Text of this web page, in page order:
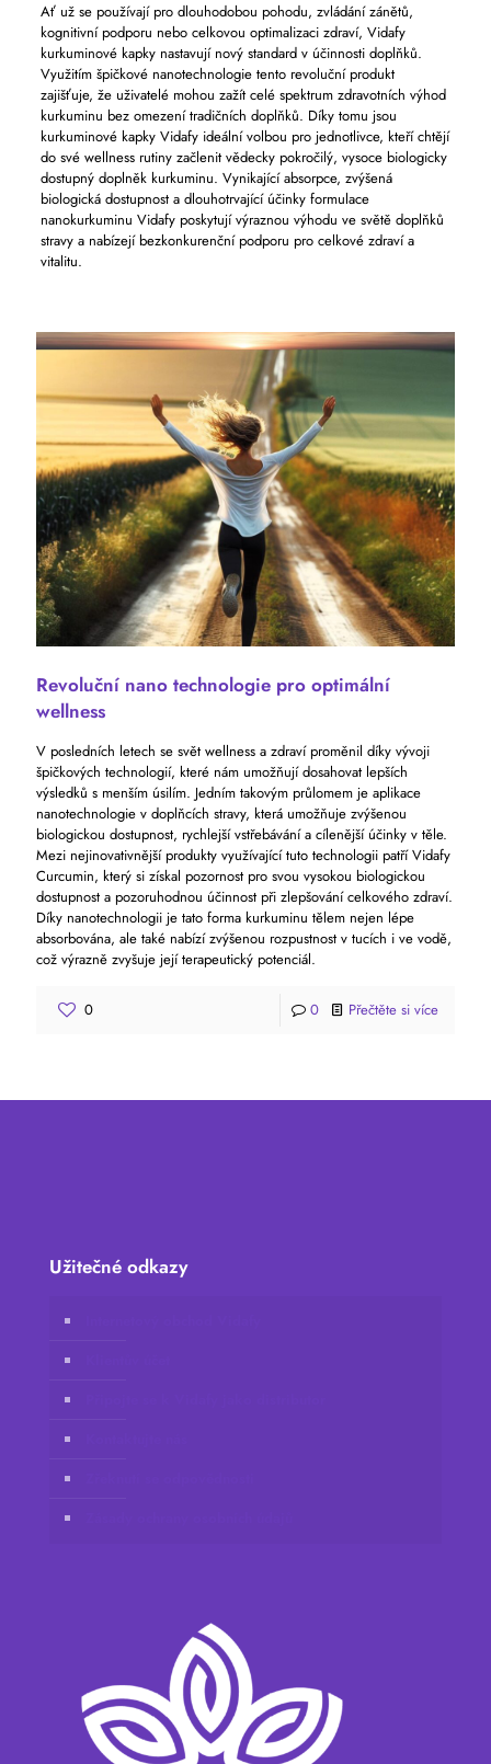
Ať už se používají pro dlouhodobou pohodu, zvládání zánětů,
kognitivní podporu nebo celkovou optimalizaci zdraví, Vidafy
kurkuminové kapky nastavují nový standard v účinnosti doplňků.
Využitím špičkové nanotechnologie tento revoluční produkt
zajišťuje, že uživatelé mohou zažít celé spektrum zdravotních výhod
kurkuminu bez omezení tradičních doplňků. Díky tomu jsou
kurkuminové kapky Vidafy ideální volbou pro jednotlivce, kteří chtějí
do své wellness rutiny začlenit vědecky pokročilý, vysoce biologicky
dostupný doplněk kurkuminu. Vynikající absorpce, zvýšená
biologická dostupnost a dlouhotrvající účinky formulace
nanokurkuminu Vidafy poskytují výraznou výhodu ve světě doplňků
stravy a nabízejí bezkonkurenční podporu pro celkové zdraví a
vitalitu.
Revoluční nano technologie pro optimální
wellness
V posledních letech se svět wellness a zdraví proměnil díky vývoji
špičkových technologií, které nám umožňují dosahovat lepších
výsledků s menším úsilím. Jedním takovým průlomem je aplikace
nanotechnologie v doplňcích stravy, která umožňuje zvýšenou
biologickou dostupnost, rychlejší vstřebávání a cílenější účinky v těle.
Mezi nejinovativnější produkty využívající tuto technologii patří Vidafy
Curcumin, který si získal pozornost pro svou vysokou biologickou
dostupnost a pozoruhodnou účinnost při zlepšování celkového zdraví.
Díky nanotechnologii je tato forma kurkuminu tělem nejen lépe
absorbována, ale také nabízí zvýšenou rozpustnost v tucích i ve vodě,
což výrazně zvyšuje její terapeutický potenciál.
0 0 Přečtěte si více
Užitečné odkazy